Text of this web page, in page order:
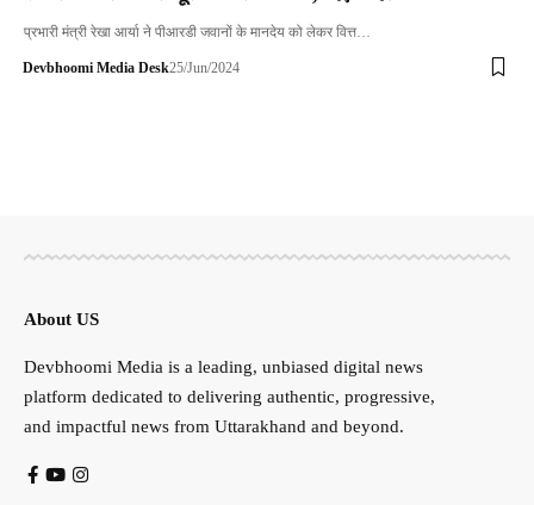
प्रभारी मंत्री रेखा आर्या ने पीआरडी जवानों के मानदेय को लेकर वित्त…
Devbhoomi Media Desk25/Jun/2024
About US
Devbhoomi Media is a leading, unbiased digital news
platform dedicated to delivering authentic, progressive,
and impactful news from Uttarakhand and beyond.